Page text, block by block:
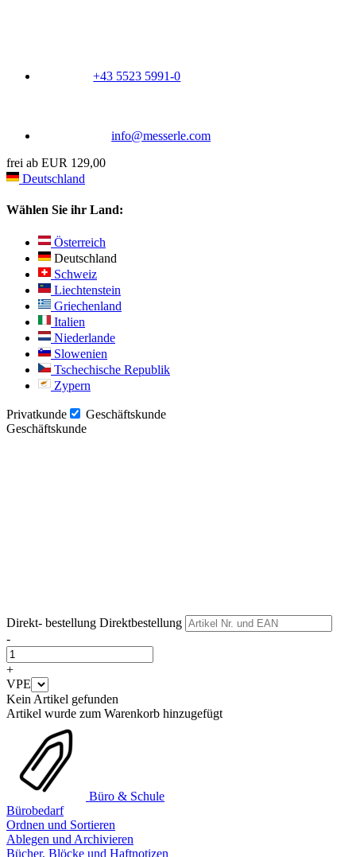
+43 5523 5991-0
info@messerle.com
frei ab EUR 129,00
Deutschland
Wählen Sie ihr Land:
Österreich
Deutschland
Schweiz
Liechtenstein
Griechenland
Italien
Niederlande
Slowenien
Tschechische Republik
Zypern
Privatkunde
Geschäftskunde
Geschäftskunde
Direkt- bestellung Direktbestellung
-
+
VPE
Kein Artikel gefunden
Artikel wurde zum Warenkorb hinzugefügt
Büro & Schule
Bürobedarf
Ordnen und Sortieren
Ablegen und Archivieren
Bücher, Blöcke und Haftnotizen